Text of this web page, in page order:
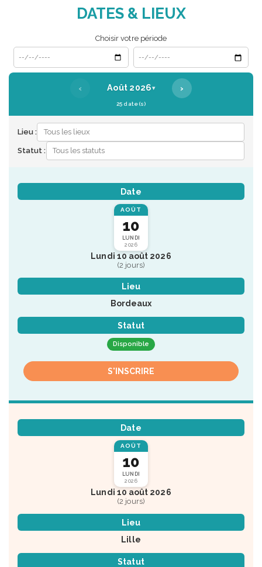
DATES & LIEUX
Choisir votre période
Date de début
Date de fin
‹ Août 2026▾ ›
25 date(s)
Lieu :
Statut :
Date
AOÛT
10
LUNDI
2026
Lundi 10 août 2026
(2 jours)
Lieu
Bordeaux
Statut
Disponible
S'INSCRIRE
Date
AOÛT
10
LUNDI
2026
Lundi 10 août 2026
(2 jours)
Lieu
Lille
Statut